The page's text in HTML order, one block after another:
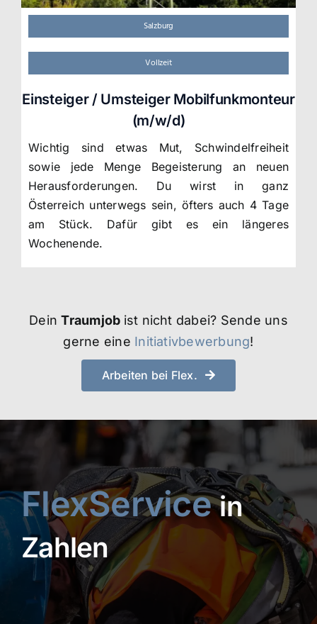
Salzburg
Vollzeit
Einsteiger / Umsteiger Mobilfunkmonteur
(m/w/d)
Wichtig sind etwas Mut, Schwindelfreiheit
sowie jede Menge Begeisterung an neuen
Herausforderungen. Du wirst in ganz
Österreich unterwegs sein, öfters auch 4 Tage
am Stück. Dafür gibt es ein längeres
Wochenende.
DeinTraumjob ist nicht dabei? Sende uns
gerne eine Initiativbewerbung!
Arbeiten bei Flex.
FlexService in
Zahlen